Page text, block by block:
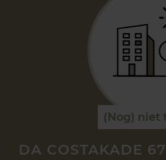
(Nog) niet
DA COSTAKADE